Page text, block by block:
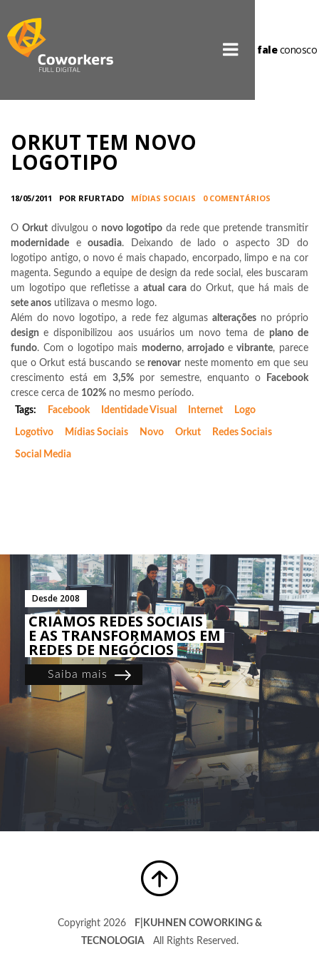
faleconosco
ORKUT TEM NOVO
LOGOTIPO
18/05/2011 POR RFURTADO MÍDIAS SOCIAIS 0 COMENTÁRIOS
O Orkut divulgou o novo logotipo da rede que pretende transmitir
modernidade eousadia. Deixando de lado o aspecto 3D do
logotipo antigo, o novo é mais chapado, encorpado, limpo e na cor
magenta. Segundo a equipe de design da rede social, eles buscaram
um logotipo que refletisse a atual carado Orkut, que há mais de
sete anos utilizava o mesmo logo.
Além do novo logotipo, a rede fez algumas alteraçõesno próprio
designe disponibilizou aos usuários um novo tema de plano de
fundo. Com o logotipo mais moderno,arrojado evibrante, parece
que o Orkut está buscando serenovar neste momento em que seu
crescimento está em 3,5% por semestre, enquanto o
Facebook
cresce cerca de 102% no mesmo período.
Tags:
Facebook Identidade Visual Internet Logo
Logotivo Mídias Sociais Novo Orkut Redes Sociais
Social Media
Desde 2008
CRIAMOS REDES SOCIAIS
E AS TRANSFORMAMOS EM
REDES DE NEGÓCIOS
Saiba mais
Copyright 2026
F|KUHNEN COWORKING &
TECNOLOGIAAll Rights Reserved.